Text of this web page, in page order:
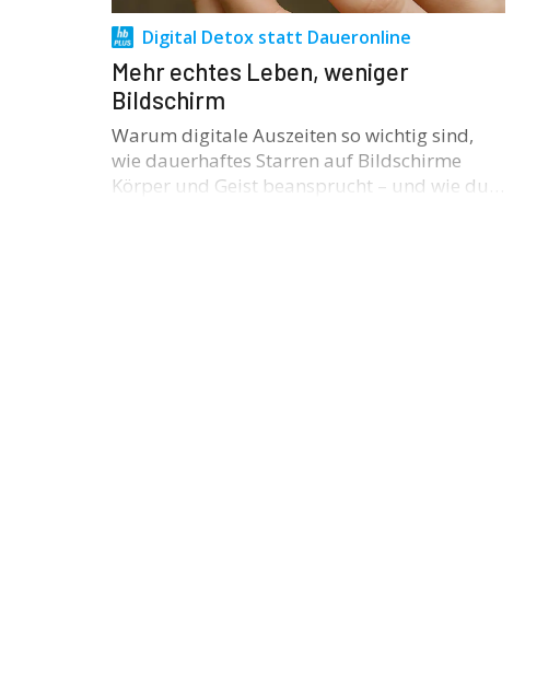
Digital Detox statt Daueronline
Mehr echtes Leben, weniger
Bildschirm
Warum digitale Auszeiten so wichtig sind,
wie dauerhaftes Starren auf Bildschirme
Körper und Geist beansprucht – und wie du…